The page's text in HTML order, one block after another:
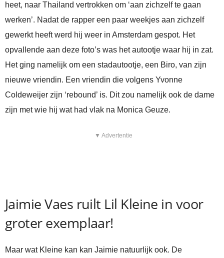
heet, naar Thailand vertrokken om ‘aan zichzelf te gaan
werken’. Nadat de rapper een paar weekjes aan zichzelf
gewerkt heeft werd hij weer in Amsterdam gespot. Het
opvallende aan deze foto’s was het autootje waar hij in zat.
Het ging namelijk om een stadautootje, een Biro, van zijn
nieuwe vriendin. Een vriendin die volgens Yvonne
Coldeweijer zijn ‘rebound’ is. Dit zou namelijk ook de dame
zijn met wie hij wat had vlak na Monica Geuze.
▼ Advertentie
Jaimie Vaes ruilt Lil Kleine in voor
groter exemplaar!
Maar wat Kleine kan kan Jaimie natuurlijk ook. De